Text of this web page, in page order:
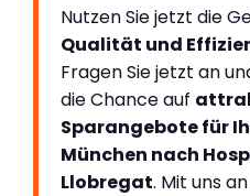
Nutzen Sie jetzt die
Qualität und
Fragen Sie jetzt an
die Chance auf
Sparangebote für
München nach
Llobregat. Mit uns